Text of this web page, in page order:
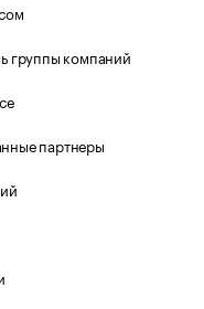
группы компаний
партнеры